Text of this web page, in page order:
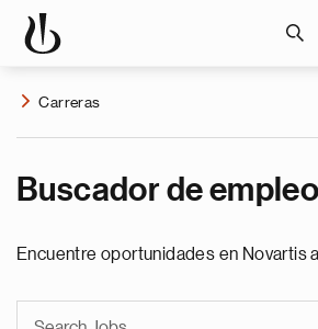
Carreras
Buscador de empleo
Encuentre oportunidades en Novartis